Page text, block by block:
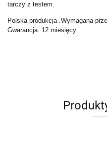
tarczy z testem.
Polska produkcja .Wymagana
Gwarancja: 12 miesięcy